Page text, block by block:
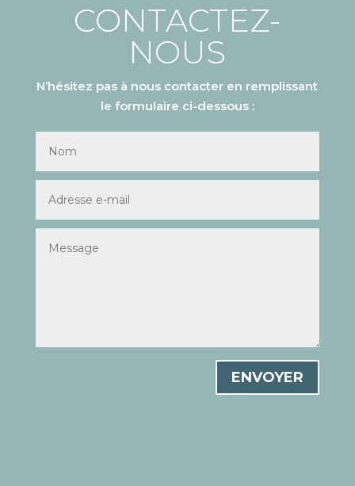
CONTACTEZ-
NOUS
N’hésitez pas à nous contacter en remplissant
le formulaire ci-dessous :
ENVOYER